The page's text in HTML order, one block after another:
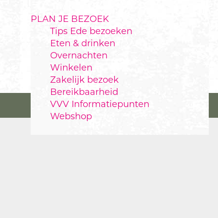
PLAN JE BEZOEK
Tips Ede bezoeken
Eten & drinken
Overnachten
Winkelen
Zakelijk bezoek
Bereikbaarheid
VVV Informatiepunten
Webshop